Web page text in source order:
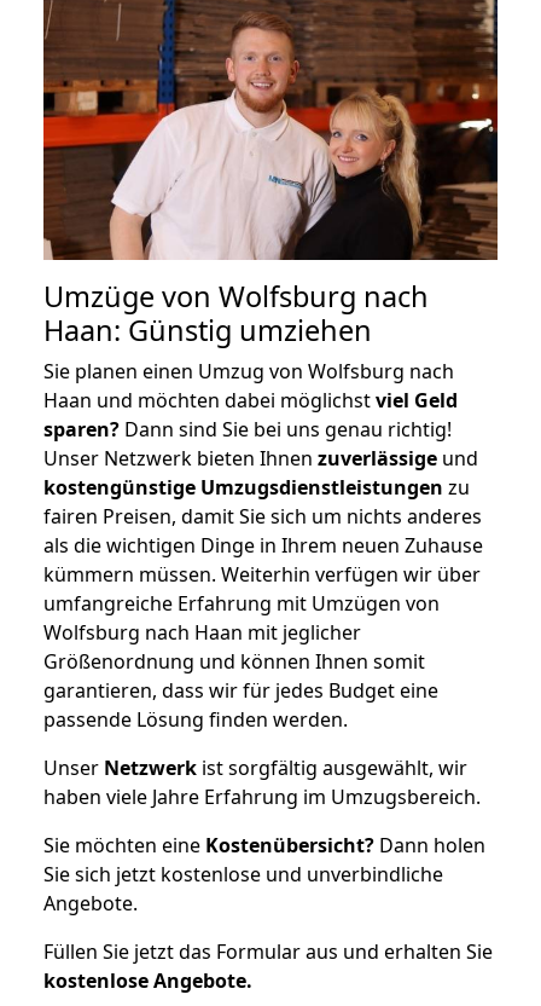
Umzüge von Wolfsburg nach
Haan: Günstig umziehen
Sie planen einen Umzug von Wolfsburg nach
Haan und möchten dabei möglichstviel Geld
sparen? Dann sind Sie bei uns genau richtig!
Unser Netzwerk bieten Ihnen zuverlässige und
kostengünstige Umzugsdienstleistungen zu
fairen Preisen, damit Sie sich um nichts anderes
als die wichtigen Dinge in Ihrem neuen Zuhause
kümmern müssen. Weiterhin verfügen wir über
umfangreiche Erfahrung mit Umzügen von
Wolfsburg nach Haan mit jeglicher
Größenordnung und können Ihnen somit
garantieren, dass wir für jedes Budget eine
passende Lösung finden werden.
Unser Netzwerk ist sorgfältig ausgewählt, wir
haben viele Jahre Erfahrung im Umzugsbereich.
Sie möchten eine Kostenübersicht? Dann holen
Sie sich jetzt kostenlose und unverbindliche
Angebote.
Füllen Sie jetzt das Formular aus und erhalten Sie
kostenloseAngebote.